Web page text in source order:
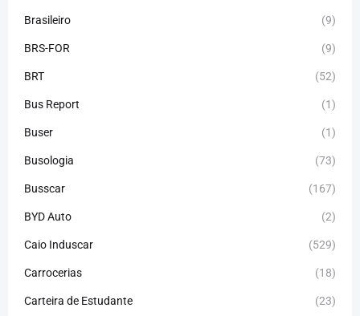
Brasileiro (9)
BRS-FOR (9)
BRT (52)
Bus Report (1)
Buser (1)
Busologia (73)
Busscar (167)
BYD Auto (2)
Caio Induscar (529)
Carrocerias (18)
Carteira de Estudante (23)